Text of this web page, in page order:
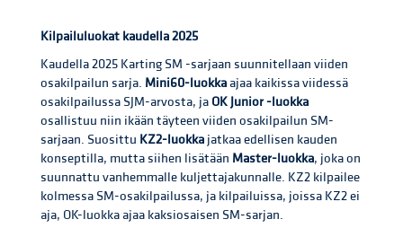
Kilpailuluokat kaudella 2025
Kaudella 2025 Karting SM -sarjaan suunnitellaan viiden
osakilpailun sarja. Mini60-luokka ajaa kaikissa viidessä
osakilpailussa SJM-arvosta, ja OK Junior -luokka
osallistuu niin ikään täyteen viiden osakilpailun SM-
sarjaan. Suosittu KZ2-luokka jatkaa edellisen kauden
konseptilla, mutta siihen lisätään Master-luokka, joka on
suunnattu vanhemmalle kuljettajakunnalle. KZ2 kilpailee
kolmessa SM-osakilpailussa, ja kilpailuissa, joissa KZ2 ei
aja, OK-luokka ajaa kaksiosaisen SM-sarjan.